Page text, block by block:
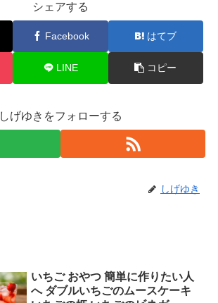
シェアする
Facebook はてブ
LINE コピー
しげゆきをフォローする
しげゆき
いちご おやつ 簡単に作りたい人
へ ダブルいちごのムースケーキ